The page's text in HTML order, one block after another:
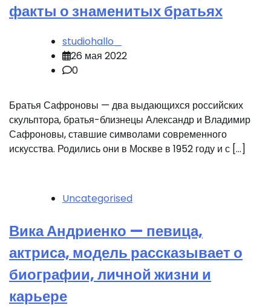
факты о знаменитых братьях
studiohallo_
26 мая 2022
0
Братья Сафроновы — два выдающихся российских
скульптора, братья-близнецы Александр и Владимир
Сафроновы, ставшие символами современного
искусства. Родились они в Москве в 1952 году и с […]
Uncategorised
Вика Андриенко — певица,
актриса, модель рассказывает о
биографии, личной жизни и
карьере